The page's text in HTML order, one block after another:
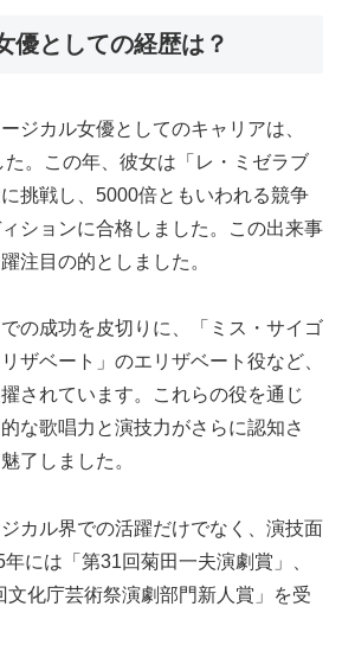
優としての経歴は？
ジカル女優としてのキャリアは、
。この年、彼女は「レ・ミゼラブ
挑戦し、5000倍ともいわれる競争
ションに合格しました。この出来事
注目の的としました。
での成功を皮切りに、「ミス・サイゴ
ザベート」のエリザベート役など、
されています。これらの役を通じ
な歌唱力と演技力がさらに認知さ
了しました。
カル界での活躍だけでなく、演技面
には「第31回菊田一夫演劇賞」、
文化庁芸術祭演劇部門新人賞」を受